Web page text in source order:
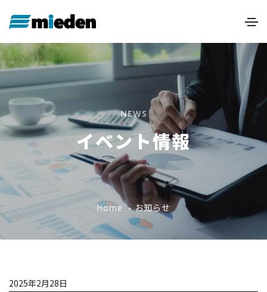
NEWS
イベント情報
Home お知らせ
2025年2月28日